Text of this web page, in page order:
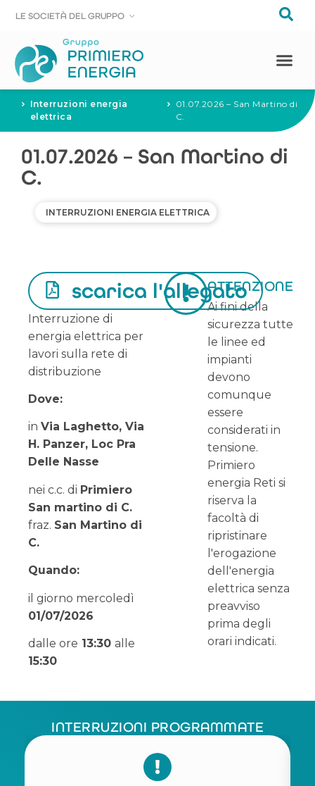
LE SOCIETÀ DEL GRUPPO
LE SOCIETÀ DEL GRUPPO
Interruzioni energia
elettrica
01.07.2026 – San Martino di
C.
01.07.2026 – San Martino di
C.
INTERRUZIONI ENERGIA ELETTRICA
scarica l'allegato
Interruzione di
energia elettrica per
lavori sulla rete di
distribuzione
Dove:
inVia Laghetto, Via
H. Panzer, Loc Pra
Delle Nasse
nei c.c. di Primiero
San martino di C.
fraz. San Martino di
C.
Quando:
il giorno mercoledì
01/07/2026
dalle ore 13:30alle
15:30
ATTENZIONE
Ai fini della
sicurezza tutte
le linee ed
impianti
devono
comunque
essere
considerati in
tensione.
Primiero
energia Reti si
riserva la
facoltà di
ripristinare
l'erogazione
dell'energia
elettrica senza
preavviso
prima degli
orari indicati.
INTERRUZIONI PROGRAMMATE